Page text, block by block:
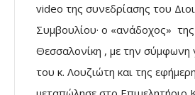
video της συνεδρίασης του
Συμβουλίου· ο «ανάδοχος»
Θεσσαλονίκη , με την
του κ. Λουζιώτη και της